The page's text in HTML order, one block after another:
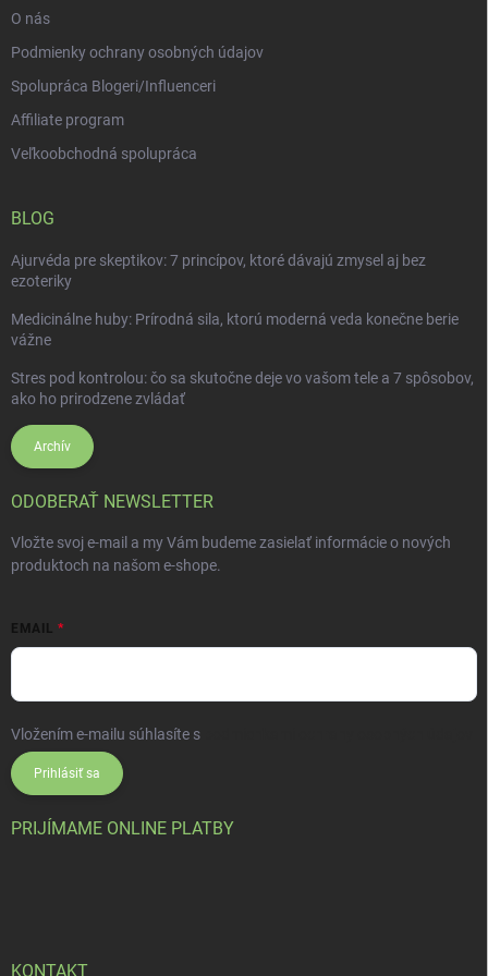
O nás
Podmienky ochrany osobných údajov
Spolupráca Blogeri/Influenceri
Affiliate program
Veľkoobchodná spolupráca
BLOG
Ajurvéda pre skeptikov: 7 princípov, ktoré dávajú zmysel aj bez
ezoteriky
Medicinálne huby: Prírodná sila, ktorú moderná veda konečne berie
vážne
Stres pod kontrolou: čo sa skutočne deje vo vašom tele a 7 spôsobov,
ako ho prirodzene zvládať
Archív
ODOBERAŤ NEWSLETTER
Vložte svoj e-mail a my Vám budeme zasielať informácie o nových
produktoch na našom e-shope.
EMAIL
Vložením e-mailu súhlasíte s
Prihlásiť sa
PRIJÍMAME ONLINE PLATBY
KONTAKT